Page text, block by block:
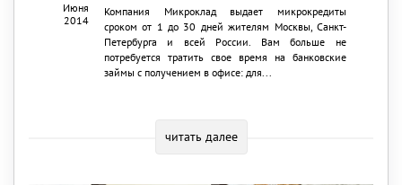
Июня
2014
Компания Микроклад выдает микрокредиты
сроком от 1 до 30 дней жителям Москвы, Санкт-
Петербурга и всей России. Вам больше не
потребуется тратить свое время на банковские
займы с получением в офисе: для...
читать далее